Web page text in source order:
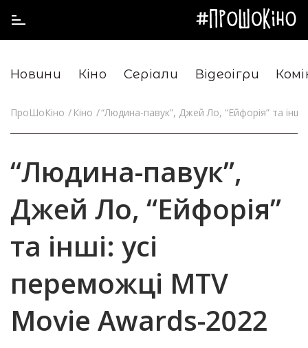
Новини Кіно Серіали Відеоігри
ПроШоКіно Кіно “Людина-павук”, Джей Ло, “Ейфорія” та
“Людина-павук”,
Джей Ло, “Ейфорія”
та інші: усі
переможці MTV
Movie Awards-2022